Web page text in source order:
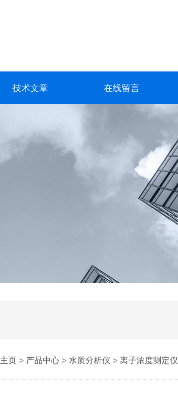
技术文章 在线留言
主页> 产品中心> 水质分析仪 > 离子浓度测定仪